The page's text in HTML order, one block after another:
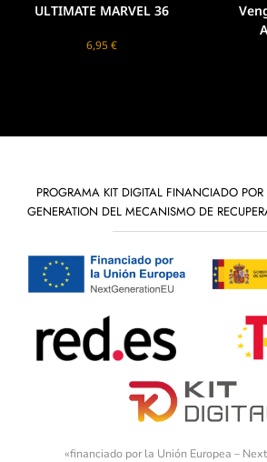
ULTIMATE MARVEL 36
6,95€
PROGRAMA KIT DIGITAL FINANCIADO
GENERATION DEL MECANISMO DE
«financiado por la Unión Europea –